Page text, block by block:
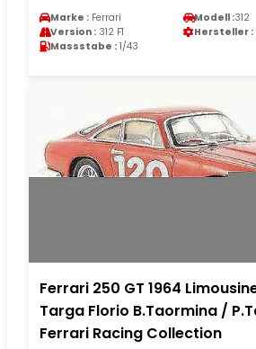
Marke : Ferrari Modell :312
Version : 312 F1 Hersteller :
Massstabe : 1/43
Ferrari 250 GT 1964
Targa Florio B.Taormina /
Ferrari Racing Collection